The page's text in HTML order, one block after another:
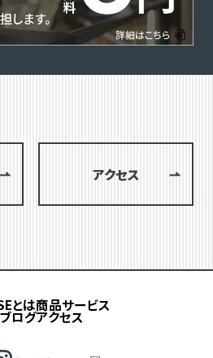
アクセス
とは商品サービス
ログアクセス